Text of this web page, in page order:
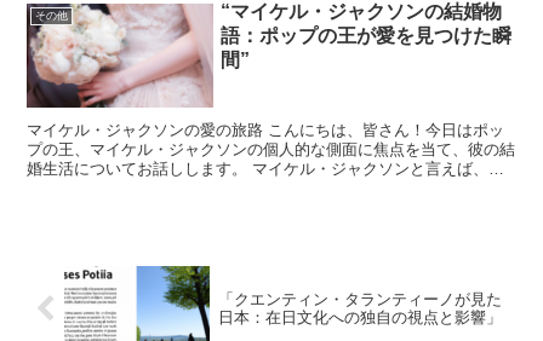
その他
“マイケル・ジャクソンの結婚物
語：ポップの王が愛を見つけた瞬
間”
マイケル・ジャクソンの愛の旅路 こんにちは、皆さん！今日はポッ
プの王、マイケル・ジャクソンの個人的な側面に焦点を当て、彼の結
婚生活についてお話しします。 マイケル・ジャクソンと言えば、そ
「クエンティン・タランティーノが見た
日本：在日文化への独自の視点と影響」